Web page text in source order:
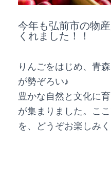
今年も弘前市の物
くれました！！
りんごをはじめ、青
が勢ぞろい♪
豊かな自然と文化に
が集まりました。こ
を、どうぞお楽しみく